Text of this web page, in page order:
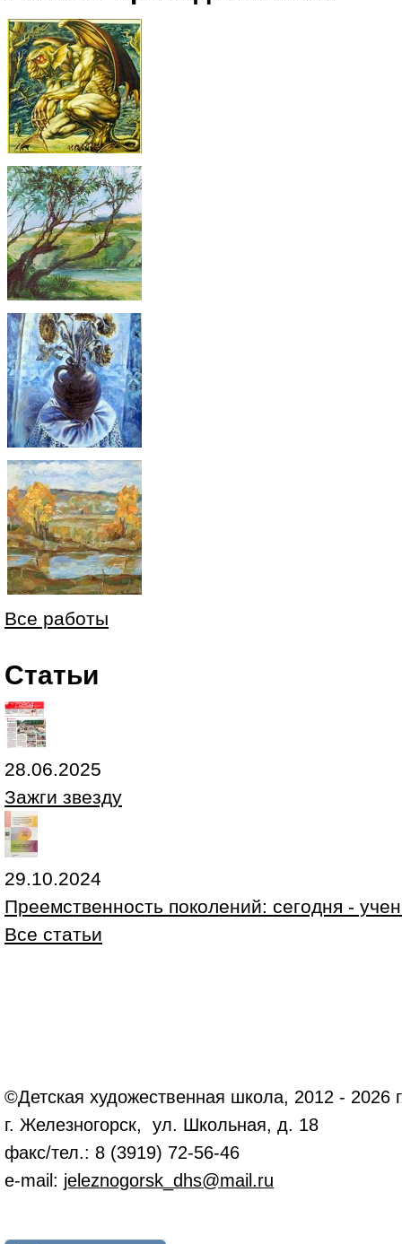
Все работы
Статьи
28.06.2025
Зажги звезду
29.10.2024
Преемственность поколений: сегодня -
Все статьи
©Детская художественная школа, 2012 - 2026
г. Железногорск, ул. Школьная, д. 18
факс/тел.: 8 (3919) 72-56-46
e-mail: jeleznogorsk_dhs@mail.ru